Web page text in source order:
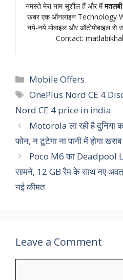
नमस्‍ते मेरा नाम सुशील हैं और मैं
खबर एक ऑनलाइन Technology
नये-नये मोबाइल और ऑटोमोबाइल से
Contact:
Categories
Mobile Offers
Tags
OnePlus Nord CE 4
Nord CE 4 price in india
Motorola ला रही है दुनिया
फोन, न टूटेगा ना पानी में होगा खराब
Poco M6 का Deadpool
सामने, 12 GB रैम के साथ नए
नई कीमत
Leave a Comment